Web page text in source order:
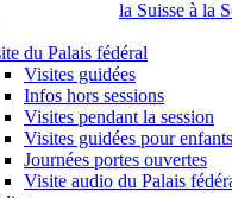
la Suisse à la
du Palais fédéral
Visites guidées
Infos hors sessions
Visites pendant la session
Visites guidées pour enfants
Journées portes ouvertes
Visite audio du Palais